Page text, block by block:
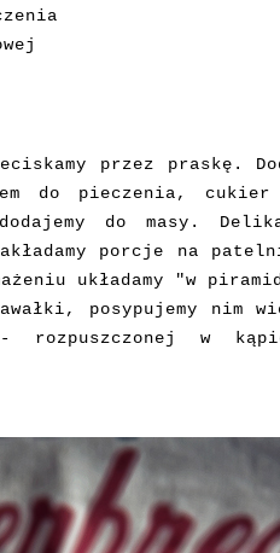
przez praskę.
do pieczenia,
do masy.
porcje na
układamy "w
posypujemy nim
rozpuszczonej w